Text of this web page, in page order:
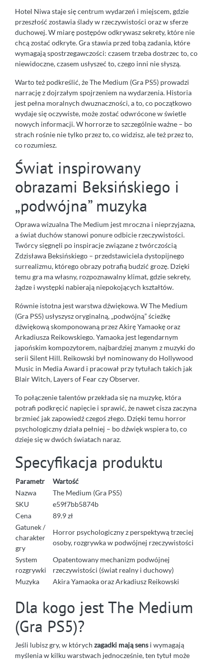
Hotel Niwa staje się centrum wydarzeń i miejscem, gdzie
przeszłość zostawia ślady w rzeczywistości oraz w sferze
duchowej. W miarę postępów odkrywasz sekrety, które nie
chcą zostać odkryte. Gra stawia przed tobą zadania, które
wymagają spostrzegawczości: czasem trzeba dostrzec to, co
niewidoczne, czasem usłyszeć to, czego inni nie słyszą.
Warto też podkreślić, że The Medium (Gra PS5) prowadzi
narrację z dojrzałym spojrzeniem na wydarzenia. Historia
jest pełna moralnych dwuznaczności, a to, co początkowo
wydaje się oczywiste, może zostać odwrócone w świetle
nowych informacji. W horrorze to szczególnie ważne – bo
strach rośnie nie tylko przez to, co widzisz, ale też przez to,
co rozumiesz.
Świat inspirowany
obrazami Beksińskiego i
„podwójna” muzyka
Oprawa wizualna The Medium jest mroczna i nieprzyjazna,
a świat duchów stanowi ponure odbicie rzeczywistości.
Twórcy sięgnęli po inspiracje związane z twórczością
Zdzisława Beksińskiego – przedstawiciela dystopijnego
surrealizmu, którego obrazy potrafią budzić grozę. Dzięki
temu gra ma własny, rozpoznawalny klimat, gdzie sekrety,
żądze i występki nabierają niepokojących kształtów.
Równie istotna jest warstwa dźwiękowa. W The Medium
(Gra PS5) usłyszysz oryginalną, „podwójną” ścieżkę
dźwiękową skomponowaną przez Akirę Yamaokę oraz
Arkadiusza Reikowskiego. Yamaoka jest legendarnym
japońskim kompozytorem, najbardziej znanym z muzyki do
serii Silent Hill. Reikowski był nominowany do Hollywood
Music in Media Award i pracował przy tytułach takich jak
Blair Witch, Layers of Fear czy Observer.
To połączenie talentów przekłada się na muzykę, która
potrafi podkręcić napięcie i sprawić, że nawet cisza zaczyna
brzmieć jak zapowiedź czegoś złego. Dzięki temu horror
psychologiczny działa pełniej – bo dźwięk wspiera to, co
dzieje się w dwóch światach naraz.
Specyfikacja produktu
Parametr
Wartość
Nazwa
The Medium (Gra PS5)
SKU
e59f7bb5874b
Cena
89.9 zł
Gatunek /
charakter
gry
Horror psychologiczny z perspektywą trzeciej
osoby, rozgrywka w podwójnej rzeczywistości
System
rozgrywki
Opatentowany mechanizm podwójnej
rzeczywistości (świat realny i duchowy)
Muzyka
Akira Yamaoka oraz Arkadiusz Reikowski
Dla kogo jest The Medium
(Gra PS5)?
Jeśli lubisz gry, w których zagadki mają sens i wymagają
myślenia w kilku warstwach jednocześnie, ten tytuł może